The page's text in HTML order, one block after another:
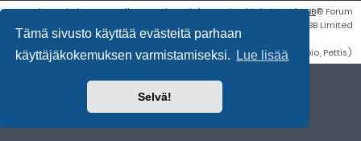
Tämä sivusto käyttää evästeitä parhaan
käyttäjäkokemuksen varmistamiseksi.
Lue lisää
Selvä!
Flat Style byIan Bradley• Keskustelufoorumin ohjelmistophpBB® Forum
Software © phpBB Limited
Käännös: phpBB Suomi (lurttinen, harritapio, Pettis)